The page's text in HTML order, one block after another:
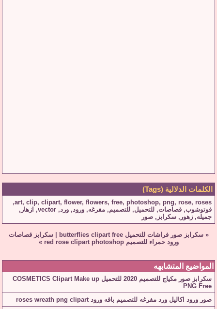
الكلمات الدلالية (Tags)
art, clip, clipart, flower, flowers, free, photoshop, png, rose, roses
,
فوتوشوب, قصاصات, للتحميل, للتصميم, مفرغه, ورود, ورد,
vector
, ازهار ,
جميله, زهور , سكرابز , صور
« سكرابز صور فراشات للتحميل butterflies clipart free |سكرابز قصاصات
ورود حمراء للتصميم red rose clipart photoshop
»
المواضيع المتشابهه
سكرابز صور مكياج للتصميم 2020 للتحميل COSMETICS Clipart Make up
PNG Free
صور ورود اكاليل ورد مفرغه للتصميم باقه ورود roses wreath png clipart